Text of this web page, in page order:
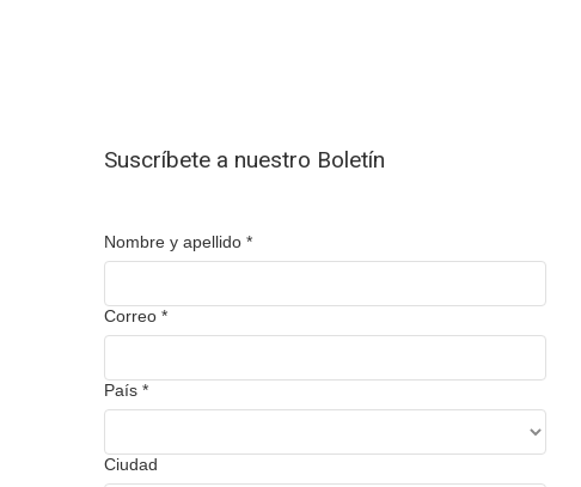
Suscríbete a nuestro Boletín
Nombre y apellido *
Correo *
País *
Ciudad